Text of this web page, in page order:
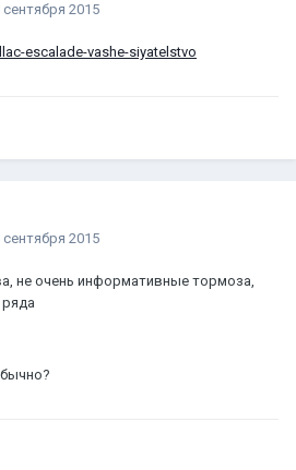
сентября 2015
escalade-vashe-siyatelstvo
сентября 2015
не очень информативные тормоза,